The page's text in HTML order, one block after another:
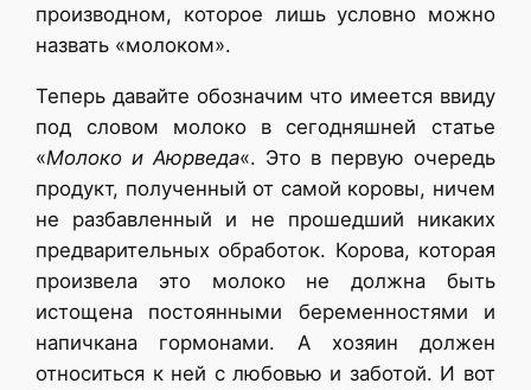
производном, которое лишь условно можно
назвать «молоком».
Теперь давайте обозначим что имеется ввиду
под словом молоко в сегодняшней статье
«Молоко и Аюрведа«. Это в первую очередь
продукт, полученный от самой коровы, ничем
не разбавленный и не прошедший никаких
предварительных обработок. Корова, которая
произвела это молоко не должна быть
истощена постоянными беременностями и
напичкана гормонами. А хозяин должен
относиться к ней с любовью и заботой. И вот